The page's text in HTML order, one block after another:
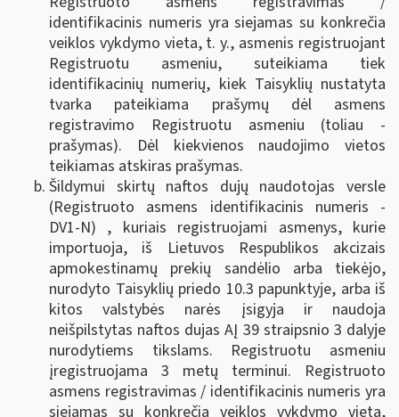
identifikacinis numeris yra siejamas su konkrečia
veiklos vykdymo vieta, t. y., asmenis registruojant
Registruotu asmeniu, suteikiama tiek
identifikacinių numerių, kiek Taisyklių nustatyta
tvarka pateikiama prašymų dėl asmens
registravimo Registruotu asmeniu (toliau -
prašymas). Dėl kiekvienos naudojimo vietos
teikiamas atskiras prašymas.
Šildymui skirtų naftos dujų naudotojas versle
(Registruoto asmens identifikacinis numeris -
DV1-N) , kuriais registruojami asmenys, kurie
importuoja, iš Lietuvos Respublikos akcizais
apmokestinamų prekių sandėlio arba tiekėjo,
nurodyto Taisyklių priedo 10.3 papunktyje, arba iš
kitos valstybės narės įsigyja ir naudoja
neišpilstytas naftos dujas AĮ 39 straipsnio 3 dalyje
nurodytiems tikslams. Registruotu asmeniu
įregistruojama 3 metų terminui. Registruoto
asmens registravimas / identifikacinis numeris yra
siejamas su konkrečia veiklos vykdymo vieta,